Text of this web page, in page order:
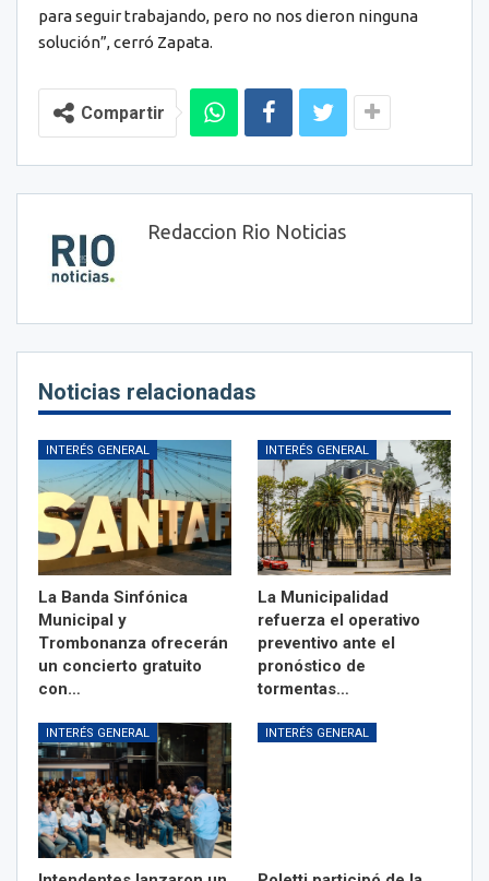
para seguir trabajando, pero no nos dieron ninguna
solución”, cerró Zapata.
Compartir
Redaccion Rio Noticias
Noticias relacionadas
INTERÉS GENERAL
La Banda Sinfónica
Municipal y
Trombonanza ofrecerán
un concierto gratuito
con…
INTERÉS GENERAL
La Municipalidad
refuerza el operativo
preventivo ante el
pronóstico de
tormentas…
INTERÉS GENERAL INTERÉS GENERAL